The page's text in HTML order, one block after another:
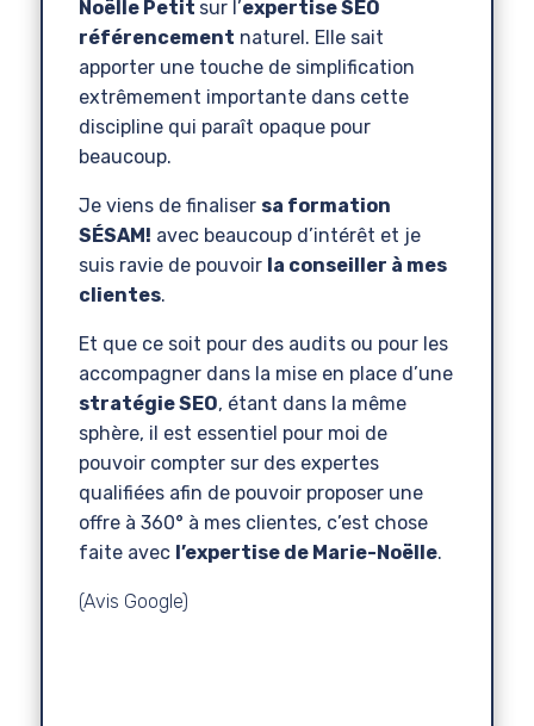
Noëlle Petit sur l’expertise SEO
référencement naturel. Elle sait
apporter une touche de simplification
extrêmement importante dans cette
discipline qui paraît opaque pour
beaucoup.
Je viens de finaliser sa formation
SÉSAM! avec beaucoup d’intérêt et je
suis ravie de pouvoir la conseiller à mes
clientes.
Et que ce soit pour des audits ou pour les
accompagner dans la mise en place d’une
stratégie SEO, étant dans la même
sphère, il est essentiel pour moi de
pouvoir compter sur des expertes
qualifiées afin de pouvoir proposer une
offre à 360° à mes clientes, c’est chose
faite avec l’expertise de Marie-Noëlle.
(Avis Google)